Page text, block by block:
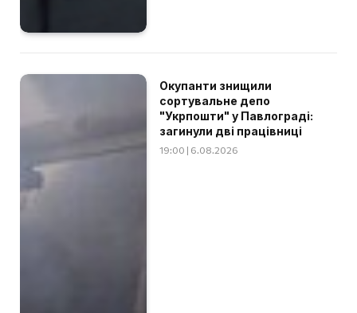
Окупанти знищили
сортувальне депо
"Укрпошти" у Павлограді:
загинули дві працівниці
19:00 | 6.08.2026